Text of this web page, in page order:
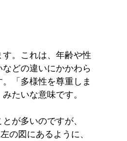
。これは、年齢や性
どの違いにかかわら
「多様性を尊重しま
たいな意味です。
とが多いのですが、
の図にあるように、